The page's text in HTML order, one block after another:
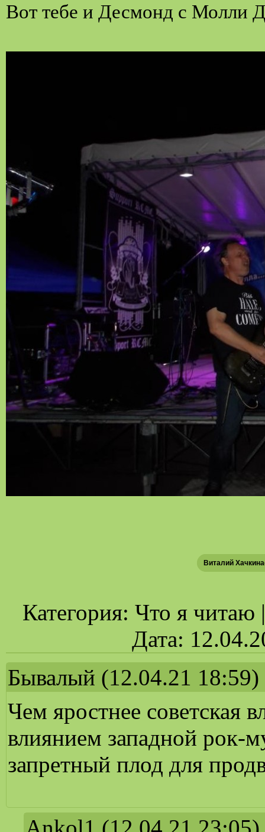
Вот тебе и Десмонд с Молли
Виталий
Категория: Что я
Дата:
Бывалый (12.04.21 18:59)
Чем яростнее советская
влиянием западной рок-
запретный плод для